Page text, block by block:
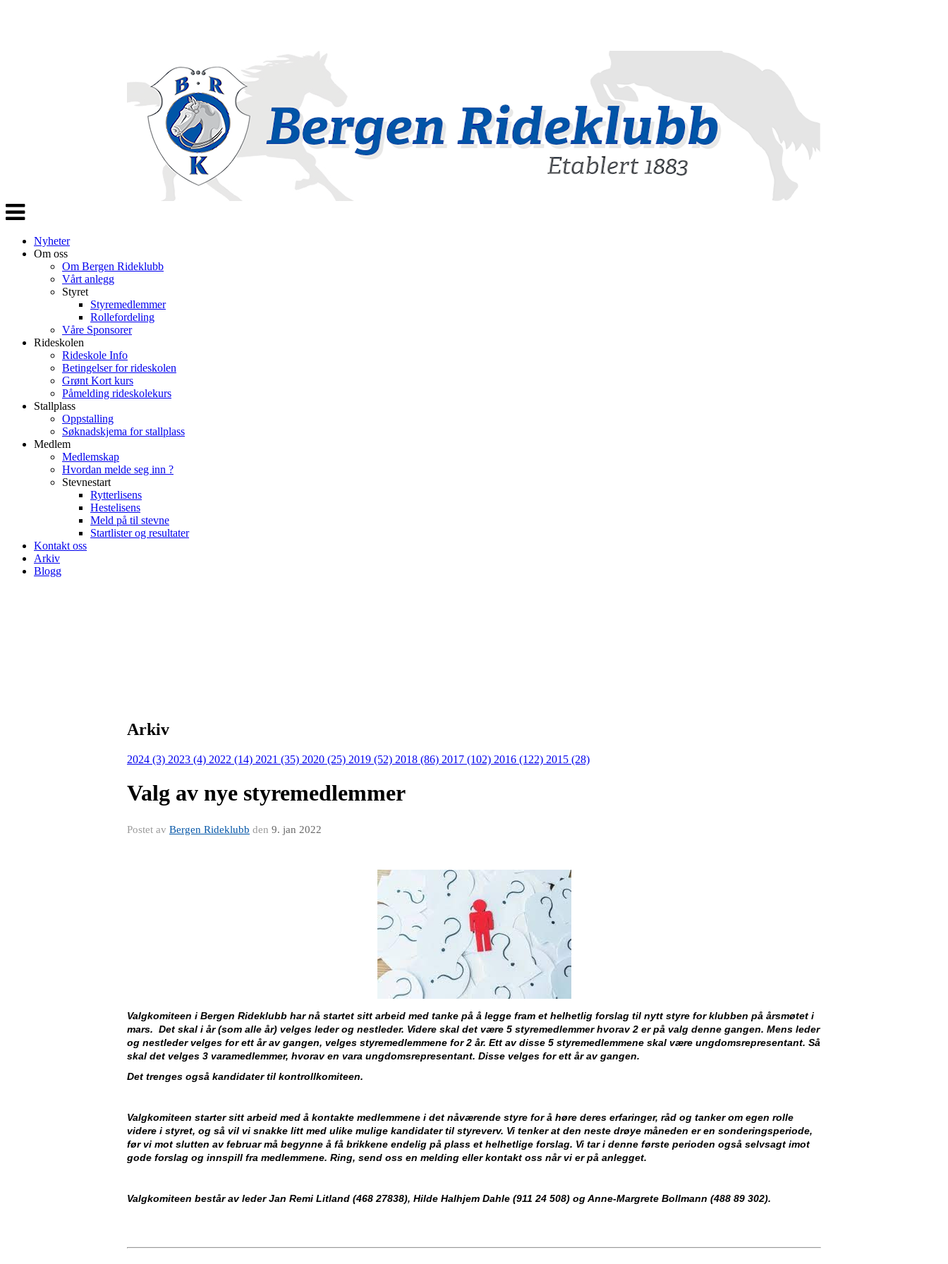
Veksle
navigasjon
Nyheter
Om oss
Om Bergen Rideklubb
Vårt anlegg
Styret
Styremedlemmer
Rollefordeling
Våre Sponsorer
Rideskolen
Rideskole Info
Betingelser for rideskolen
Grønt Kort kurs
Påmelding rideskolekurs
Stallplass
Oppstalling
Søknadskjema for stallplass
Medlem
Medlemskap
Hvordan melde seg inn ?
Stevnestart
Rytterlisens
Hestelisens
Meld på til stevne
Startlister og resultater
Kontakt oss
Arkiv
Blogg
Arkiv
2024 (3) 2023 (4) 2022 (14) 2021 (35) 2020 (25) 2019 (52) 2018 (86) 2017 (102) 2016 (122) 2015 (28)
Valg av nye styremedlemmer
Postet av Bergen Rideklubb den 9. jan 2022
Valgkomiteen i Bergen Rideklubb har nå startet sitt arbeid med tanke på å legge fram et helhetlig forslag til nytt styre for klubben på årsmøtet i
mars. Det skal i år (som alle år) velges leder og nestleder. Videre skal det være 5 styremedlemmer hvorav 2 er på valg denne gangen. Mens leder
og nestleder velges for ett år av gangen, velges styremedlemmene for 2 år. Ett av disse 5 styremedlemmene skal være ungdomsrepresentant. Så
skal det velges 3 varamedlemmer, hvorav en vara ungdomsrepresentant. Disse velges for ett år av gangen.
Det trenges også kandidater til kontrollkomiteen.
Valgkomiteen starter sitt arbeid med å kontakte medlemmene i det nåværende styre for å høre deres erfaringer, råd og tanker om egen rolle
videre i styret, og så vil vi snakke litt med ulike mulige kandidater til styreverv. Vi tenker at den neste drøye måneden er en sonderingsperiode,
før vi mot slutten av februar må begynne å få brikkene endelig på plass et helhetlige forslag. Vi tar i denne første perioden også selvsagt imot
gode forslag og innspill fra medlemmene. Ring, send oss en melding eller kontakt oss når vi er på anlegget.
Valgkomiteen består av leder Jan Remi Litland (468 27838), Hilde Halhjem Dahle (911 24 508) og Anne-Margrete Bollmann (488 89 302).